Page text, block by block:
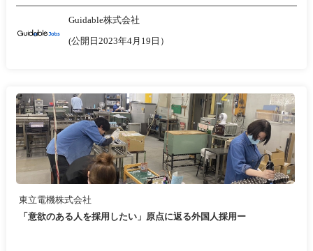
Guidable株式会社
(公開日2023年4月19日）
東立電機株式会社
「意欲のある人を採用したい」原点に返る外国人採用ー